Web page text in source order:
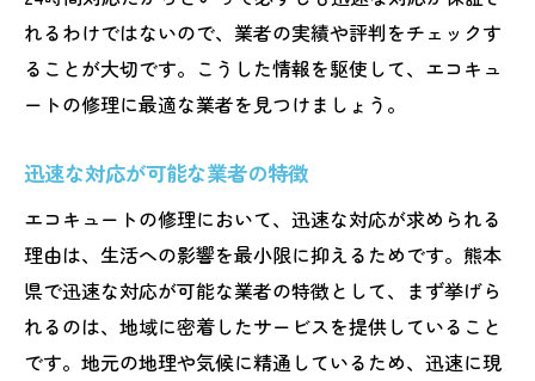
れるわけではないので、業者の実績や評判をチェックす
ることが大切です。こうした情報を駆使して、エコキュ
ートの修理に最適な業者を見つけましょう。
迅速な対応が可能な業者の特徴
エコキュートの修理において、迅速な対応が求められる
理由は、生活への影響を最小限に抑えるためです。熊本
県で迅速な対応が可能な業者の特徴として、まず挙げら
れるのは、地域に密着したサービスを提供していること
です。地元の地理や気候に精通しているため、迅速に現